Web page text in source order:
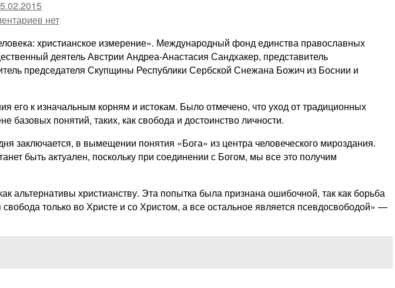
к
Европейское
христианство
нуждается
нет
христианское измерение». Международный фонд единства православных
деятель Австрии Андреа-Анастасия Сандхакер, представитель
председателя Скупщины Республики Сербской Снежана Божич из Боснии и
его к изначальным корням и истокам. Было отмечено, что уход от традиционных
базовых понятий, таких, как свобода и достоинство личности.
в вымещении понятия «Бога» из центра человеческого мироздания.
быть актуален, поскольку при соединении с Богом, мы все это получим
альтернативы христианству. Эта попытка была признана ошибочной, так как борьба
только во Христе и со Христом, а все остальное является псевдосвободой» —